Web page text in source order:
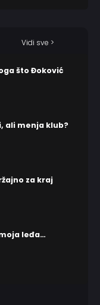
Vidi sve >
što Đoković
ali menja klub?
za kraj
leđa…